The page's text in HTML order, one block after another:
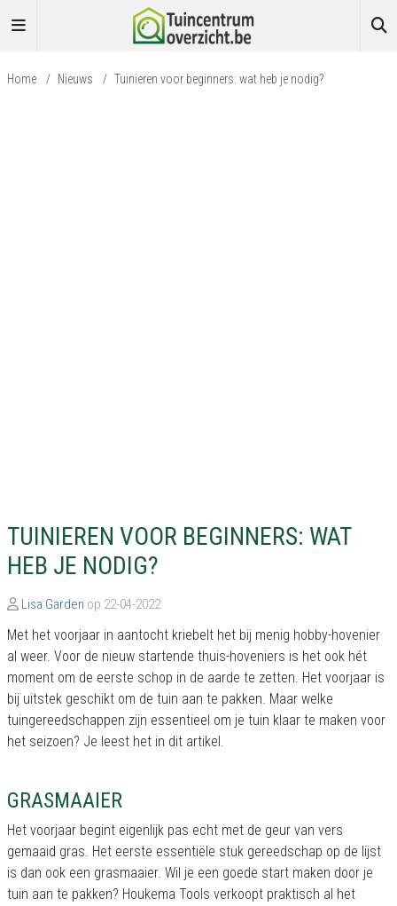
Home / Nieuws / Tuinieren voor beginners: wat heb je nodig?
TUINIEREN VOOR BEGINNERS: WAT
HEB JE NODIG?
Lisa Garden op 22-04-2022
Met het voorjaar in aantocht kriebelt het bij menig hobby-hovenier
al weer. Voor de nieuw startende thuis-hoveniers is het ook hét
moment om de eerste schop in de aarde te zetten. Het voorjaar is
bij uitstek geschikt om de tuin aan te pakken. Maar welke
tuingereedschappen zijn essentieel om je tuin klaar te maken voor
het seizoen? Je leest het in dit artikel.
GRASMAAIER
Het voorjaar begint eigenlijk pas echt met de geur van vers
gemaaid gras. Het eerste essentiële stuk gereedschap op de lijst
is dan ook een grasmaaier. Wil je een goede start maken door je
tuin aan te pakken? Houkema Tools verkoopt praktisch al het